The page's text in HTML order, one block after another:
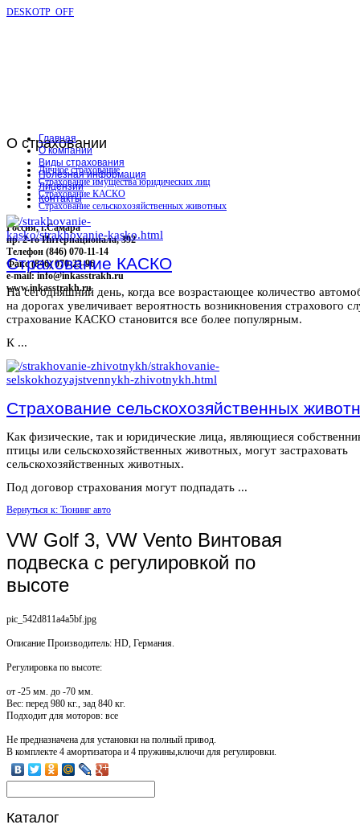
DESKOTP_OFF
О страховании
Личное страхование
Страхование имущества юридических лиц
Страхование КАСКО
Страхование сельскохозяйственных животных
Россия, г.Самара
пр. 2-го Интернационала, 392
Телефон (846) 070-11-14
Факс (846) 070-23-96
e-mail: info@inkasstrakh.ru
www.inkasstrakh.ru
Главная
О компании
Виды страхования
Полезная информация
Лицензии
Контакты
Страхование КАСКО
На сегодняшний день, когда все возрастающее количество
на дорогах увеличивает вероятность возникновения страхового
страхование КАСКО становится все более популярным.
К ...
Страхование сельскохозяйственных
Как физические, так и юридические лица, являющиеся
птицы или сельскохозяйственных животных, могут застраховать
сельскохозяйственных животных.
Под договор страхования могут подпадать ...
Вернуться к: Тюнинг авто
VW Golf 3, VW Vento Винтовая
подвеска c регулировкой по
высоте
pic_542d811a4a5bf.jpg
Описание Производитель: HD, Германия.
Регулировка по высоте:
от -25 мм. до -70 мм.
Вес: перед 980 кг., зад 840 кг.
Подходит для моторов: все
Не предназначена для установки на полный привод.
В комплекте 4 амортизатора и 4 пружины,ключи для регулировки.
Каталог